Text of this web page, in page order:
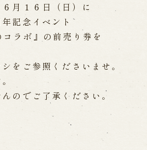
「くにうみ」
WEB予約
関連施
月１６日（日）に
記念イベント
ラボ』の前売り券を
をご参照くださいませ。
のでご了承ください。